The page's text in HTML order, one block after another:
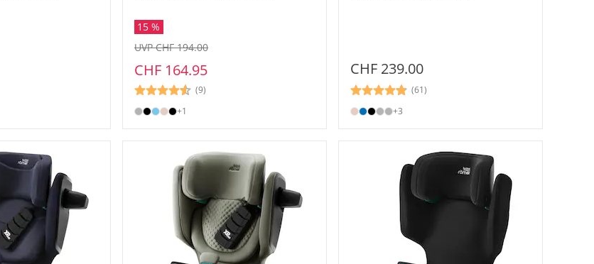
15 %
CHF 164.95
UVP CHF 194.00
(9)
+1
CHF 239.00
(61)
+3